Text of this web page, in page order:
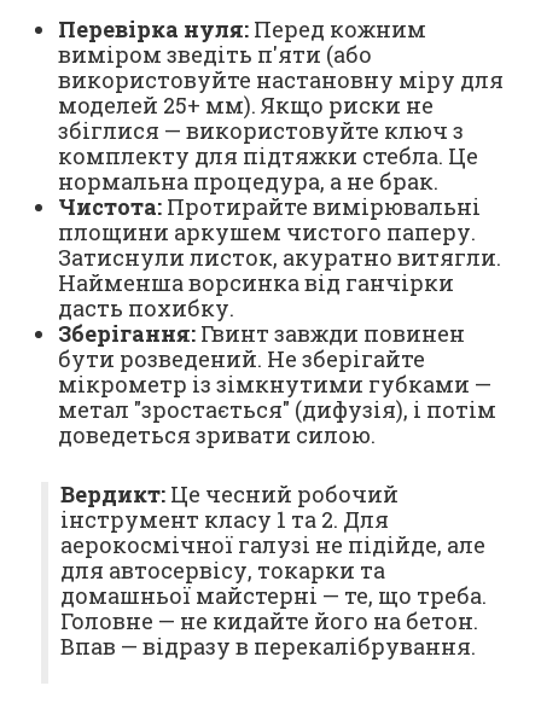
Перевірка нуля: Перед кожним
виміром зведіть п'яти (або
використовуйте настановну міру для
моделей 25+ мм). Якщо риски не
збіглися — використовуйте ключ з
комплекту для підтяжки стебла. Це
нормальна процедура, а не брак.
Чистота: Протирайте вимірювальні
площини аркушем чистого паперу.
Затиснули листок, акуратно витягли.
Найменша ворсинка від ганчірки
дасть похибку.
Зберігання: Гвинт завжди повинен
бути розведений. Не зберігайте
мікрометр із зімкнутими губками —
метал "зростається" (дифузія), і потім
доведеться зривати силою.
Вердикт: Це чесний робочий
інструмент класу 1 та 2. Для
аерокосмічної галузі не підійде, але
для автосервісу, токарки та
домашньої майстерні — те, що треба.
Головне — не кидайте його на бетон.
Впав — відразу в перекалібрування.